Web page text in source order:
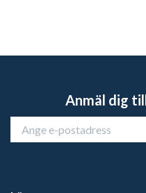
Anmäl dig